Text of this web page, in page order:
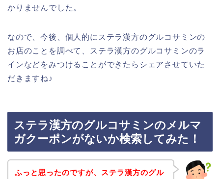
かりませんでした。
なので、今後、個人的にステラ漢方のグルコサミンの
お店のことを調べて、ステラ漢方のグルコサミンのラ
インなどをみつけることができたらシェアさせていた
だきますね♪
ステラ漢方のグルコサミンのメルマ
ガクーポンがないか検索してみた！
ふっと思ったのですが、ステラ漢方のグル